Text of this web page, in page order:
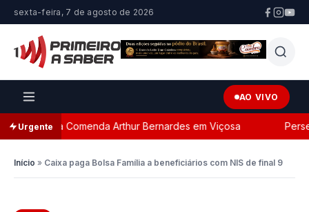
sexta-feira, 7 de agosto de 2026
AO VIVO
Urgente
com a Comenda Arthur Bernardes em Viçosa
Início » Caixa paga Bolsa Família a beneficiários com NIS de final 9